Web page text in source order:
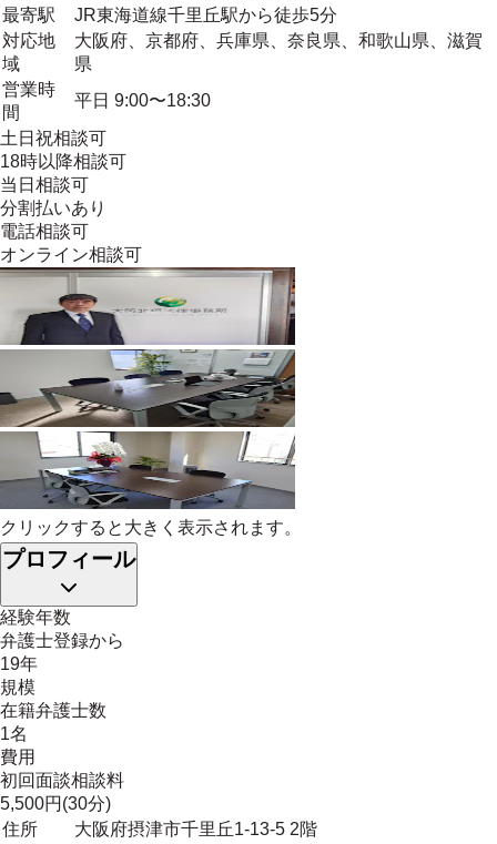
最寄駅
JR東海道線千里丘駅から徒歩5分
対応地
域
大阪府、京都府、兵庫県、奈良県、和歌山県、滋賀
県
営業時
間
平日 9:00〜18:30
土日祝相談可
18時以降相談可
当日相談可
分割払いあり
電話相談可
オンライン相談可
クリックすると大きく表示されます。
プロフィール
経験年数
弁護士登録から
19年
規模
在籍弁護士数
1名
費用
初回面談相談料
5,500円(30分)
住所
大阪府摂津市千里丘1-13-5 2階